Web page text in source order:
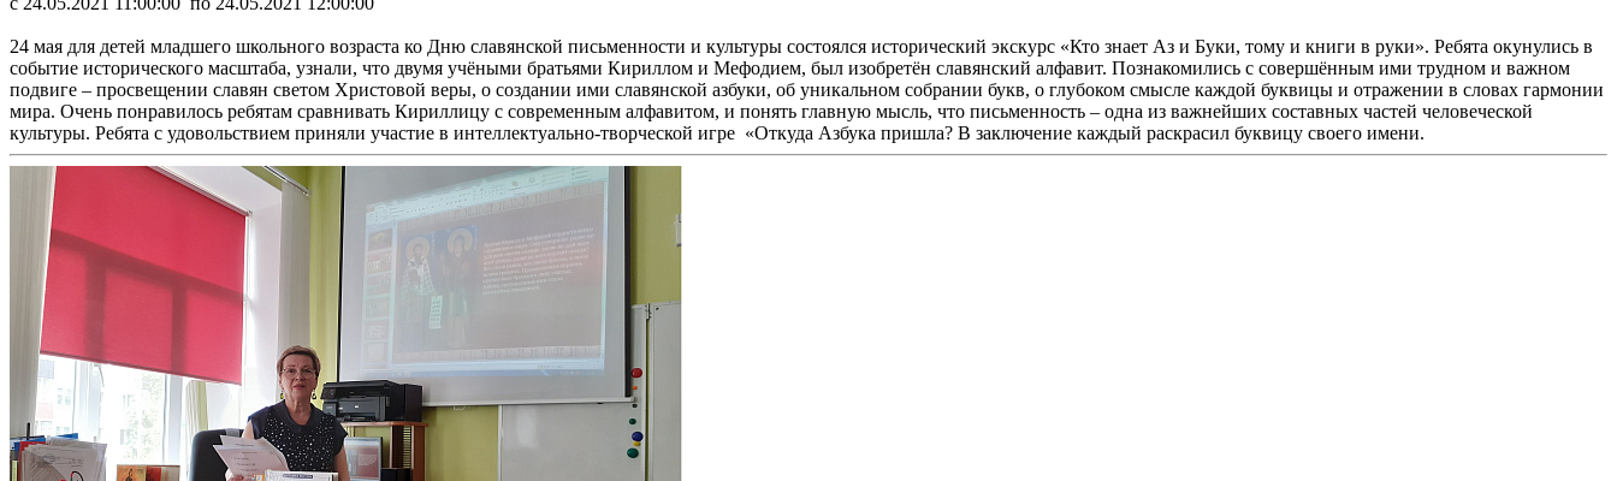
24 мая для детей младшего школьного возраста ко Дню славянской письменности и культуры состоялся исторический экскурс «Кто знает Аз и Буки, тому и книги в руки». Ребята окунулись в
событие исторического масштаба, узнали, что двумя учёными братьями Кириллом и Мефодием, был изобретён славянский алфавит. Познакомились с совершённым ими трудном и важном
подвиге – просвещении славян светом Христовой веры, о создании ими славянской азбуки, об уникальном собрании букв, о глубоком смысле каждой буквицы и отражении в словах гармонии
мира. Очень понравилось ребятам сравнивать Кириллицу с современным алфавитом, и понять главную мысль, что письменность – одна из важнейших составных частей человеческой
культуры. Ребята с удовольствием приняли участие в интеллектуально-творческой игре «Откуда Азбука пришла? В заключение каждый раскрасил буквицу своего имени.